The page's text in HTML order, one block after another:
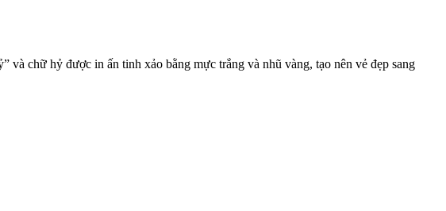
chữ hỷ được in ấn tinh xảo bằng mực trắng và nhũ vàng, tạo nên vẻ đẹp sang